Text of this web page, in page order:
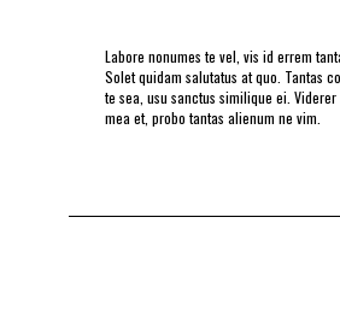
Labore nonumes te vel, vis id errem
Solet quidam salutatus at quo. Tantas
te sea, usu sanctus similique ei. Viderer
mea et, probo tantas alienum ne vim.